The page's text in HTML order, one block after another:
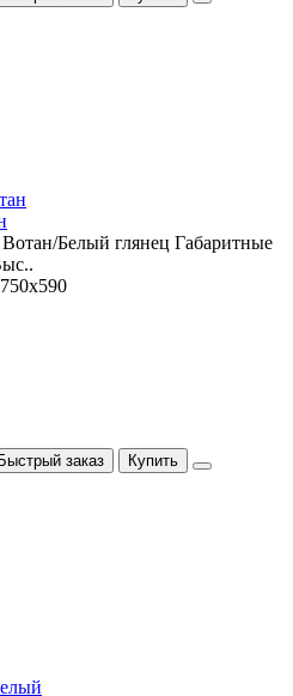
Белый глянец Габаритные
Быстрый заказ Купить